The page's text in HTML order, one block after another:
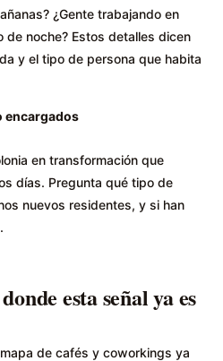
¿Gente trabajando en
de noche? Estos detalles dicen
y el tipo de persona que habita
encargados
en transformación que
días. Pregunta qué tipo de
nuevos residentes, y si han
esta señal ya es
de cafés y coworkings ya